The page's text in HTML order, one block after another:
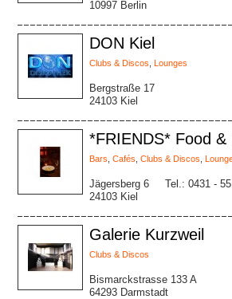
10997 Berlin
DON Kiel
Clubs & Discos Lounges
Bergstraße 17
24103 Kiel
*FRIENDS* Food &
Bars Cafés Clubs & Discos
Jägersberg 6
24103 Kiel
Tel.: 0431 -
Galerie Kurzweil
Clubs & Discos
Bismarckstrasse 133 A
64293 Darmstadt